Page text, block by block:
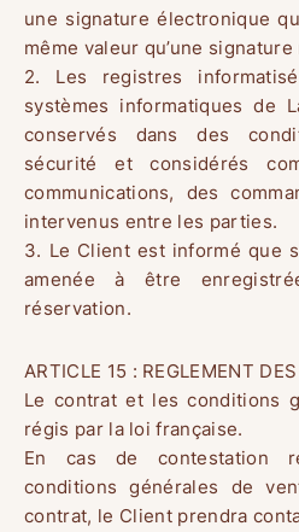
une signature électronique
même valeur qu’une
2. Les registres
systèmes informatiques de
conservés dans des
sécurité et considérés
communications, des
intervenus entre les parties.
3. Le Client est informé que
amenée à être
réservation.
ARTICLE 15 : REGLEMENT
Le contrat et les conditions
régis par la loi française.
En cas de contestation
conditions générales de
contrat, le Client prendra